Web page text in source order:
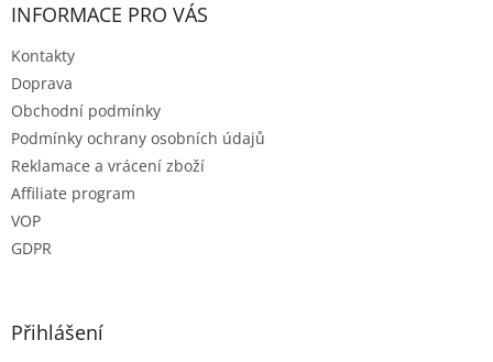
INFORMACE PRO VÁS
Kontakty
Doprava
Obchodní podmínky
Podmínky ochrany osobních údajů
Reklamace a vrácení zboží
Affiliate program
VOP
GDPR
Přihlášení